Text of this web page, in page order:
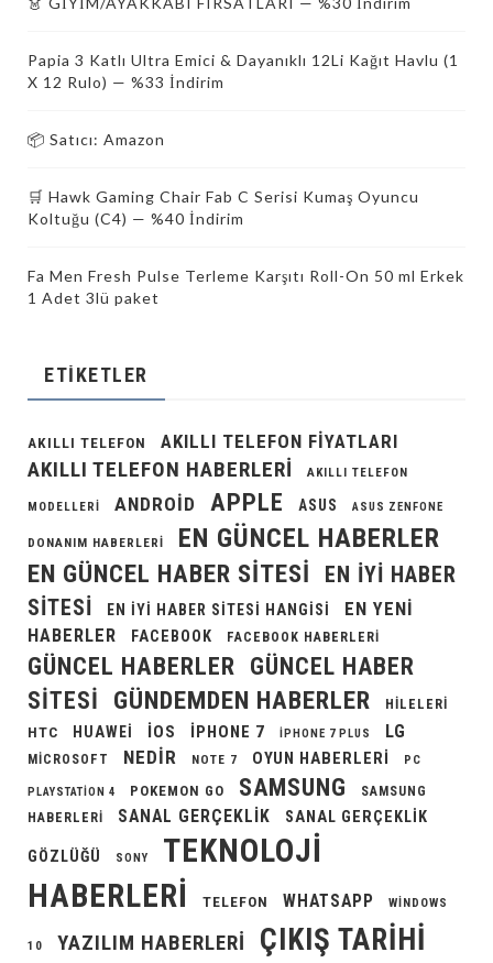
Papia 3 Katlı Ultra Emici & Dayanıklı 12Li Kağıt Havlu (1
X 12 Rulo) — %33 İndirim
📦 Satıcı: Amazon
🛒 Hawk Gaming Chair Fab C Serisi Kumaş Oyuncu
Koltuğu (C4) — %40 İndirim
Fa Men Fresh Pulse Terleme Karşıtı Roll-On 50 ml Erkek
1 Adet 3lü paket
ETIKETLER
AKILLI TELEFON AKILLI TELEFON FIYATLARI
AKILLI TELEFON HABERLERI AKILLI TELEFON
MODELLERI ANDROID APPLE ASUS ASUS ZENFONE
DONANIM HABERLERI EN GÜNCEL HABERLER
EN GÜNCEL HABER SITESI
EN IYI HABER
SITESI
EN IYI HABER SITESI HANGISI
EN YENI
HABERLER
FACEBOOK FACEBOOK HABERLERI
GÜNCEL HABERLER
GÜNCEL HABER
SITESI
GÜNDEMDEN HABERLER
HILELERI
HTC
HUAWEI IOS IPHONE 7 IPHONE 7 PLUS LG
MICROSOFT NEDIR NOTE 7 OYUN HABERLERI PC
PLAYSTATION 4 POKEMON GO SAMSUNG
SAMSUNG
HABERLERI
SANAL GERÇEKLIK SANAL GERÇEKLIK
GÖZLÜĞÜ SONY
TEKNOLOJI
HABERLERI
TELEFON WHATSAPP WINDOWS
10 YAZILIM HABERLERI ÇIKIŞ TARIHI